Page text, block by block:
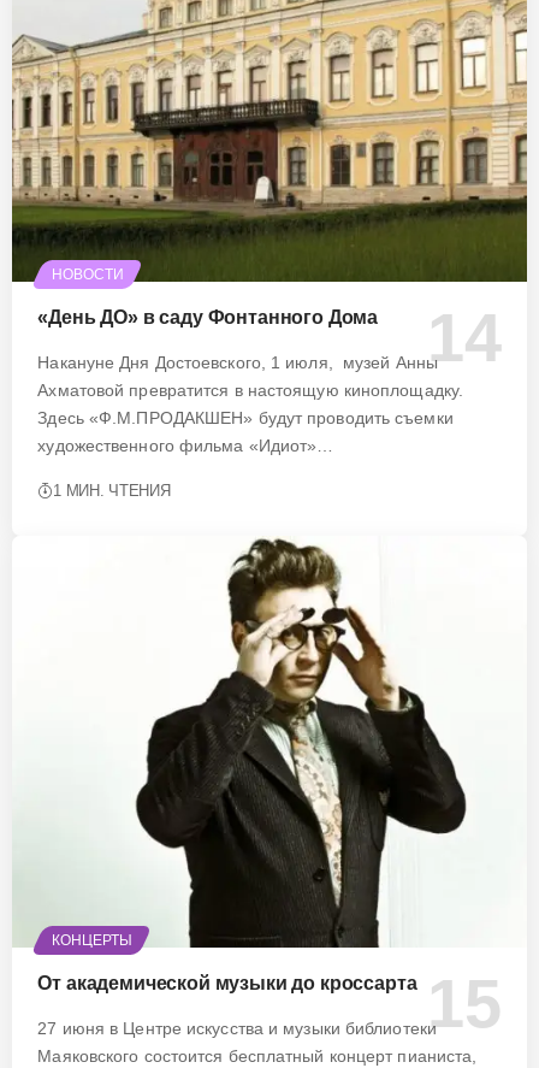
НОВОСТИ
«День ДО» в саду Фонтанного Дома
Накануне Дня Достоевского, 1 июля, музей Анны
Ахматовой превратится в настоящую киноплощадку.
Здесь «Ф.М.ПРОДАКШЕН» будут проводить съемки
художественного фильма «Идиот»…
1 МИН. ЧТЕНИЯ
КОНЦЕРТЫ
От академической музыки до кроссарта
27 июня в Центре искусства и музыки библиотеки
Маяковского состоится бесплатный концерт пианиста,